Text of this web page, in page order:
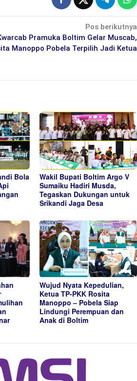
Pos berikutnya
Pramuka Boltim Gelar Muscab,
Manoppo Pobela Terpilih Jadi Ketua
Bola
Wakil Bupati Boltim Argo V
Sumaiku Hadiri Musda,
Tegaskan Dukungan untuk
Srikandi Jaga Desa
Wujud Nyata Kepedulian,
Ketua TP-PKK Rosita
Manoppo – Pobela Siap
Lindungi Perempuan dan
Anak di Boltim